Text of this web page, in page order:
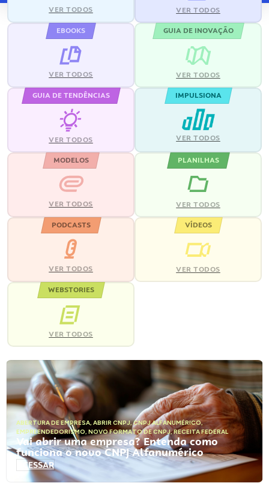
VER TODOS VER TODOS
EBOOKS
VER TODOS
GUIA DE INOVAÇÃO
VER TODOS
GUIA DE TENDÊNCIAS
VER TODOS
IMPULSIONA
VER TODOS
MODELOS
VER TODOS
PLANILHAS
VER TODOS
PODCASTS
VER TODOS
VÍDEOS
VER TODOS
WEBSTORIES
VER TODOS
ABERTURA DE EMPRESA, ABRIR CNPJ,CNPJ ALFANUMÉRICO,
EMPREENDEDORISMO, NOVO FORMATO DE CNPJ,RECEITA FEDERAL
Vai abrir uma empresa? Entenda como
funciona o novo CNPJ Alfanumérico
ACESSAR